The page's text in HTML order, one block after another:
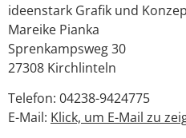
ideenstark Grafik und
Mareike Pianka
Sprenkampsweg 30
27308 Kirchlinteln
Telefon: 04238-9424775
E-Mail: Klick, um E-Mail zu